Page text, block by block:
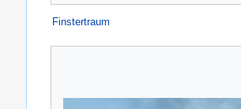
Finstertraum